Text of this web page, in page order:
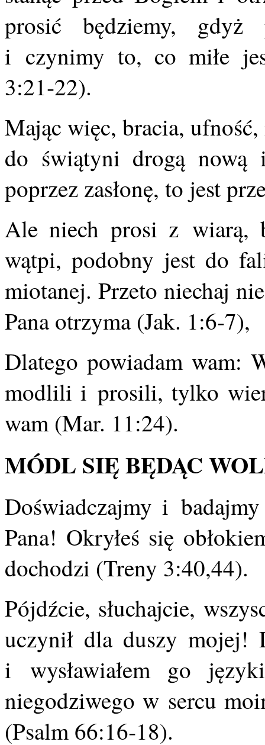
prosić będziemy, gdyż
i czynimy to, co miłe
3:21‑22).
Mając więc, bracia,
do świątyni drogą nową
poprzez zasłonę, to jest
Ale niech prosi z wiarą,
wątpi, podobny jest do
miotanej. Przeto niechaj
Pana otrzyma (Jak. 1:6‑7),
Dlatego powiadam wam:
modlili i prosili, tylko
wam (Mar. 11:24).
MÓDL SIĘ BĘDĄC
Doświadczajmy i
Pana! Okryłeś się
dochodzi (Treny 3:40,44).
Pójdźcie, słuchajcie,
uczynił dla duszy mojej!
i wysławiałem go
niegodziwego w sercu
(Psalm 66:16‑18).